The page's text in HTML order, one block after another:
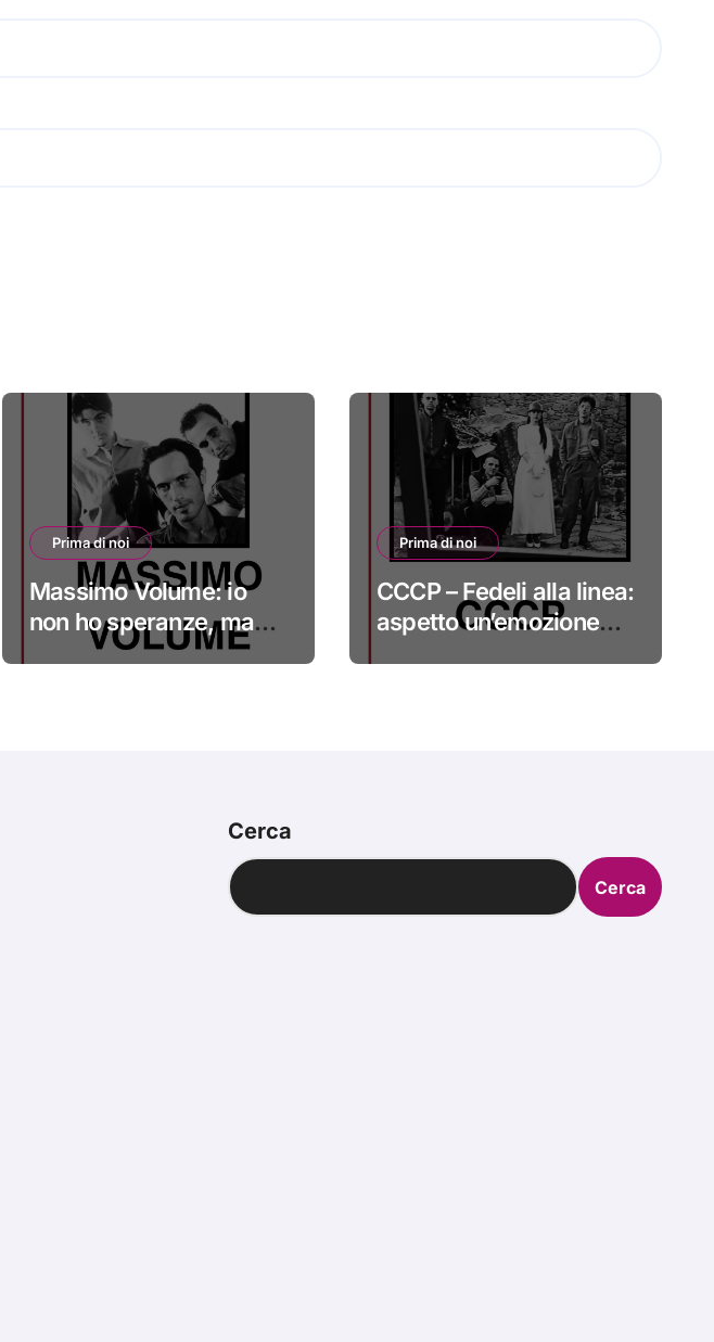
Prima di noi
Massimo Volume: io
non ho speranze, ma
credo nella cura
Prima di noi
CCCP – Fedeli alla linea:
aspetto un’emozione
Cerca
Cerca